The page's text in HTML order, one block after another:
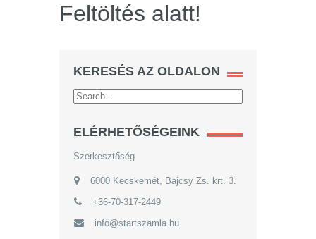
Feltöltés alatt!
KERESÉS AZ OLDALON
ELÉRHETŐSÉGEINK
Szerkesztőség
6000 Kecskemét, Bajcsy Zs. krt. 3.
+36-70-317-2449
info@startszamla.hu